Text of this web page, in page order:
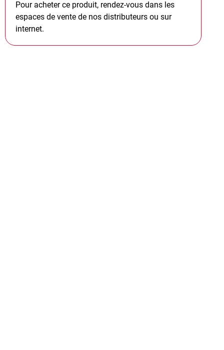
Pour acheter ce produit, rendez-vous dans les
espaces de vente de nos distributeurs ou sur
internet.